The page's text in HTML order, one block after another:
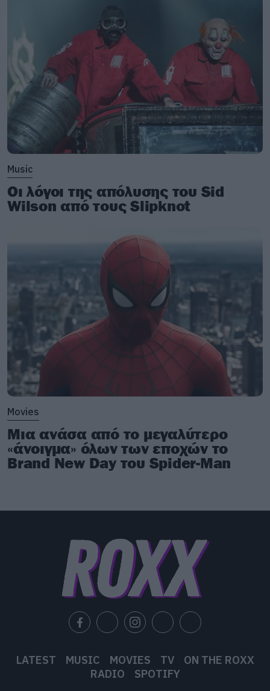
Music
Οι λόγοι της απόλυσης του Sid
Wilson από τους Slipknot
Movies
Μια ανάσα από το μεγαλύτερο
«άνοιγμα» όλων των εποχών το
Brand New Day του Spider-Man
LATEST MUSIC MOVIES TV
ON THE ROXX
RADIO
SPOTIFY